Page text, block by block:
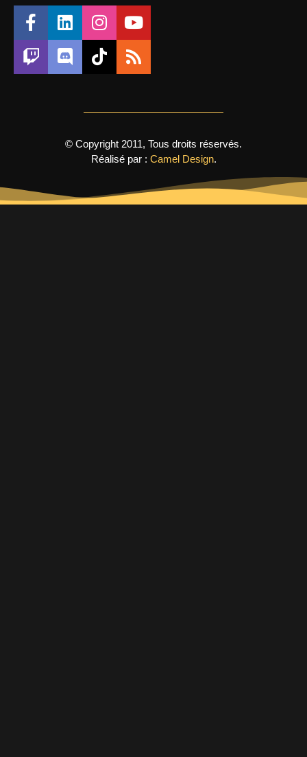
© Copyright 2011, Tous droits réservés.
Réalisé par : Camel Design.